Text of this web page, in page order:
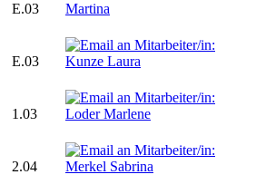
E.03
E.03
1.03
2.04